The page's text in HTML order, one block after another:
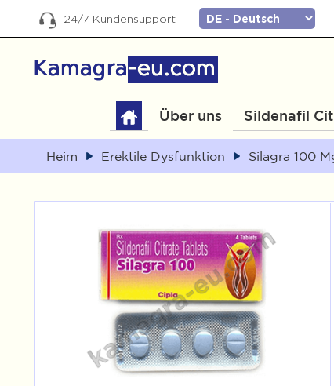
24/7 Kundensupport
Über uns Sildenafil
Heim Erektile Dysfunktion Silagra 100